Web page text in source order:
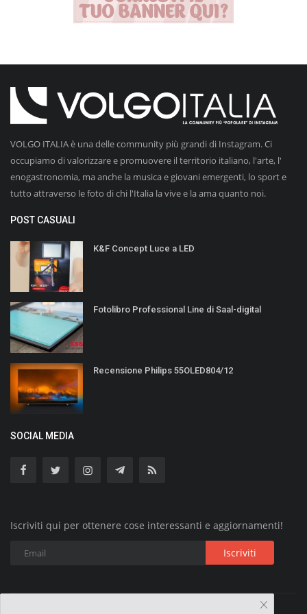
VOLGO ITALIA è una delle community più grandi di Instagram. Ci
occupiamo di valorizzare e promuovere il territorio italiano, l'arte, l'
enogastronomia, ma anche la musica e giovani emergenti, lo sport e
tutto attraverso le foto di chi l'Italia la vive e la ama quanto noi.
POST CASUALI
K&F Concept Luce a LED
Fotolibro Professional Line di Saal-digital
Recensione Philips 55OLED804/12
SOCIAL MEDIA
Iscriviti qui per ottenere cose interessanti e aggiornamenti!
Iscriviti